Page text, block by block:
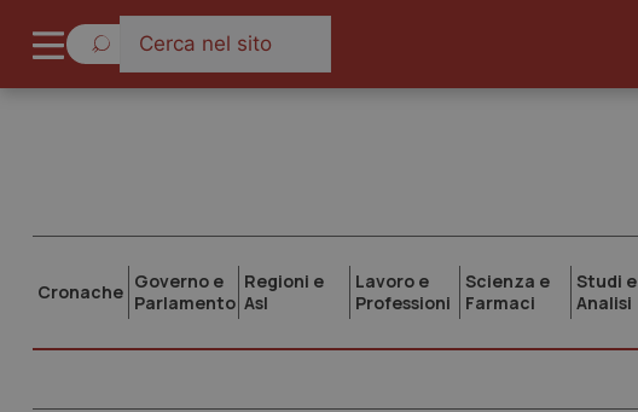
Cronache Governo e
Parlamento
Regioni e
Asl
Lavoro e
Professioni
Scienza e
Farmaci
Studi e
Analisi